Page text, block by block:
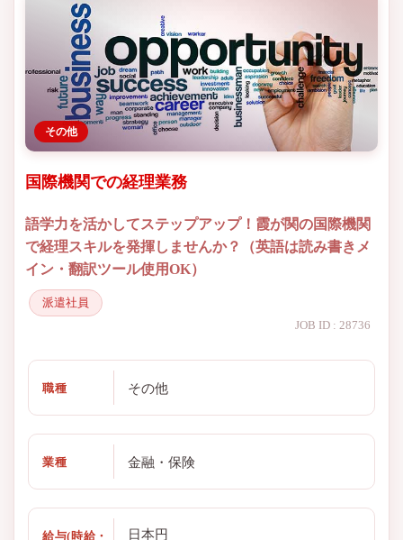
その他
国際機関での経理業務
語学力を活かしてステップアップ！霞が関の国際機関
で経理スキルを発揮しませんか？（英語は読み書きメ
イン・翻訳ツール使用OK）
派遣社員
JOB ID : 28736
職種 その他
業種 金融・保険
給与(時給・ 日本円